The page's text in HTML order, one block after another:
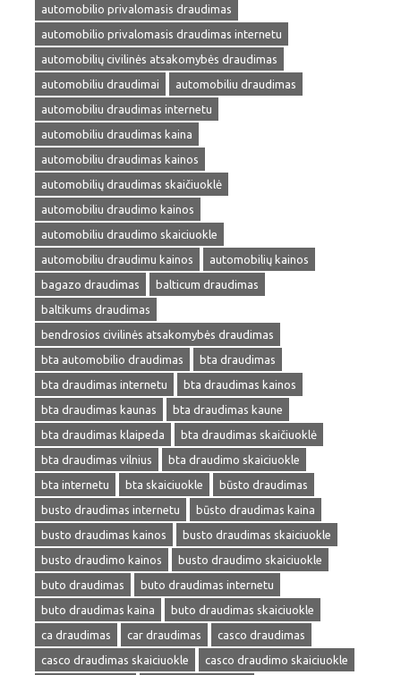
automobilio privalomasis draudimas
automobilio privalomasis draudimas internetu
automobilių civilinės atsakomybės draudimas
automobiliu draudimai
automobiliu draudimas
automobiliu draudimas internetu
automobiliu draudimas kaina
automobiliu draudimas kainos
automobilių draudimas skaičiuoklė
automobiliu draudimo kainos
automobiliu draudimo skaiciuokle
automobiliu draudimu kainos
automobilių kainos
bagazo draudimas
balticum draudimas
baltikums draudimas
bendrosios civilinės atsakomybės draudimas
bta automobilio draudimas
bta draudimas
bta draudimas internetu
bta draudimas kainos
bta draudimas kaunas
bta draudimas kaune
bta draudimas klaipeda
bta draudimas skaičiuoklė
bta draudimas vilnius
bta draudimo skaiciuokle
bta internetu
bta skaiciuokle
būsto draudimas
busto draudimas internetu
būsto draudimas kaina
busto draudimas kainos
busto draudimas skaiciuokle
busto draudimo kainos
busto draudimo skaiciuokle
buto draudimas
buto draudimas internetu
buto draudimas kaina
buto draudimas skaiciuokle
ca draudimas
car draudimas
casco draudimas
casco draudimas skaiciuokle
casco draudimo skaiciuokle